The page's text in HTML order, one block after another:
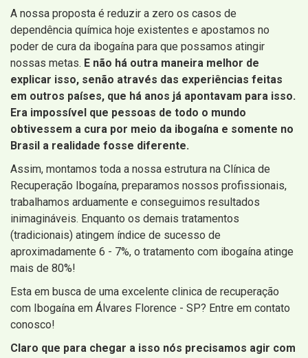
A nossa proposta é reduzir a zero os casos de
dependência química hoje existentes e apostamos no
poder de cura da ibogaína para que possamos atingir
nossas metas. E não há outra maneira melhor de
explicar isso, senão através das experiências feitas
em outros países, que há anos já apontavam para isso.
Era impossível que pessoas de todo o mundo
obtivessem a cura por meio da ibogaína e somente no
Brasil a realidade fosse diferente.
Assim, montamos toda a nossa estrutura na Clínica de
Recuperação Ibogaína, preparamos nossos profissionais,
trabalhamos arduamente e conseguimos resultados
inimagináveis. Enquanto os demais tratamentos
(tradicionais) atingem índice de sucesso de
aproximadamente 6 - 7%, o tratamento com ibogaína atinge
mais de 80%!
Esta em busca de uma excelente clinica de recuperação
com Ibogaína em Álvares Florence - SP? Entre em contato
conosco!
Claro que para chegar a isso nós precisamos agir com